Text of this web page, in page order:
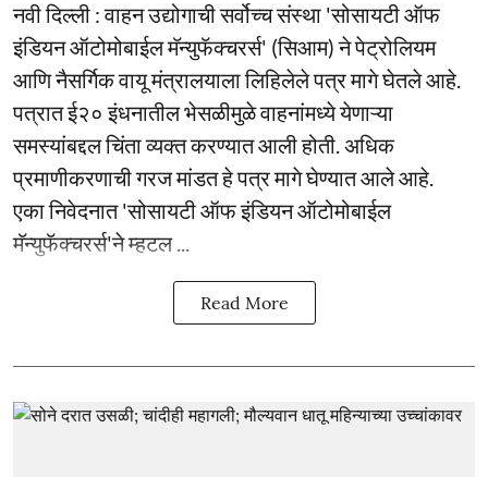
नवी दिल्ली : वाहन उद्योगाची सर्वोच्च संस्था 'सोसायटी ऑफ
इंडियन ऑटोमोबाईल मॅन्युफॅक्चरर्स' (सिआम) ने पेट्रोलियम
आणि नैसर्गिक वायू मंत्रालयाला लिहिलेले पत्र मागे घेतले आहे.
पत्रात ई२० इंधनातील भेसळीमुळे वाहनांमध्ये येणाऱ्या
समस्यांबद्दल चिंता व्यक्त करण्यात आली होती. अधिक
प्रमाणीकरणाची गरज मांडत हे पत्र मागे घेण्यात आले आहे.
एका निवेदनात 'सोसायटी ऑफ इंडियन ऑटोमोबाईल
मॅन्युफॅक्चरर्स'ने म्हटल ...
Read More